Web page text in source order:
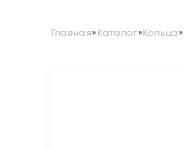
Главная» Каталог»Кольца »